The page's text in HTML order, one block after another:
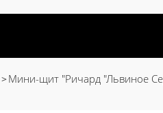
Мини-щит "Ричард "Львиное